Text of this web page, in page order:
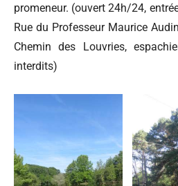
promeneur. (ouvert 24h/24,
Rue du Professeur Maurice
Chemin des Louvries,
interdits)